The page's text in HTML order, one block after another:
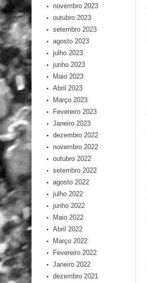
novembro 2023
outubro 2023
setembro 2023
agosto 2023
julho 2023
junho 2023
Maio 2023
Abril 2023
Março 2023
Fevereiro 2023
Janeiro 2023
dezembro 2022
novembro 2022
outubro 2022
setembro 2022
agosto 2022
julho 2022
junho 2022
Maio 2022
Abril 2022
Março 2022
Fevereiro 2022
Janeiro 2022
dezembro 2021